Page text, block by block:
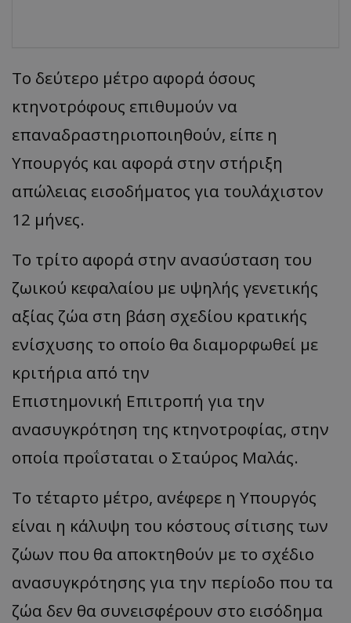
Το δεύτερο μέτρο αφορά όσους
κτηνοτρόφους επιθυμούν να
επαναδραστηριοποιηθούν, είπε η
Υπουργός και αφορά στην στήριξη
απώλειας εισοδήματος για τουλάχιστον
12 μήνες.
Το τρίτο αφορά στην ανασύσταση του
ζωικού κεφαλαίου με υψηλής γενετικής
αξίας ζώα στη βάση σχεδίου κρατικής
ενίσχυσης το οποίο θα διαμορφωθεί με
κριτήρια από την
Επιστημονική Επιτροπή για την
ανασυγκρότηση της κτηνοτροφίας, στην
οποία προΐσταται ο Σταύρος Μαλάς.
Το τέταρτο μέτρο, ανέφερε η Υπουργός
είναι η κάλυψη του κόστους σίτισης των
ζώων που θα αποκτηθούν με το σχέδιο
ανασυγκρότησης για την περίοδο που τα
ζώα δεν θα συνεισφέρουν στο εισόδημα